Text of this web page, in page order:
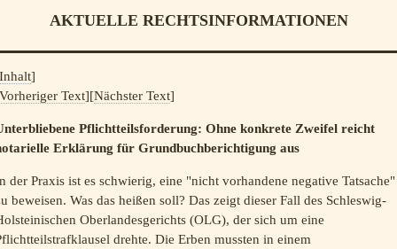
AKTUELLE RECHTSINFORMATIONEN
]
Text][Nächster Text]
Pflichtteilsforderung: Ohne konkrete Zweifel reicht
Erklärung für Grundbuchberichtigung aus
der Praxis ist es schwierig, eine "nicht vorhandene negative Tatsache"
beweisen. Was das heißen soll? Das zeigt dieser Fall des Schleswig-
Oberlandesgerichts (OLG), der sich um eine
drehte. Die Erben mussten in einem